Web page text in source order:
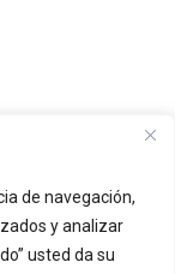
de navegación,
y analizar
usted da su